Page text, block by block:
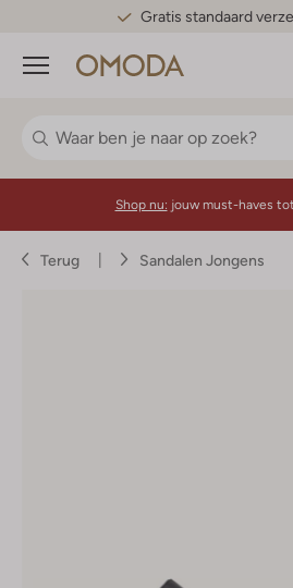
Gratis standaard
Menu
Shop nu: jouw must-haves
Terug Sandalen Jongens